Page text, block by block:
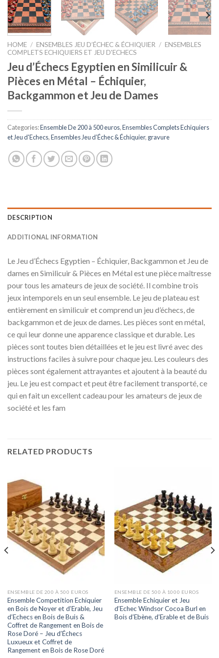
HOME / ENSEMBLES JEU D’ÉCHEC & ÉCHIQUIER / ENSEMBLES
COMPLETS ECHIQUIERS ET JEU D'ECHECS
Jeu d’Échecs Egyptien en Similicuir &
Pièces en Métal – Échiquier,
Backgammon et Jeu de Dames
Categories:Ensemble De 200 à 500 euros,Ensembles Complets Echiquiers
et Jeu d'Echecs,Ensembles Jeu d’Échec & Échiquier, gravure
DESCRIPTION
ADDITIONAL INFORMATION
Le Jeu d’Échecs Egyptien – Échiquier, Backgammon et Jeu de
dames en Similicuir & Pièces en Métal est une pièce maîtresse
pour tous les amateurs de jeux de société. Il combine trois
jeux intemporels en un seul ensemble. Le jeu de plateau est
entièrement en similicuir et comprend un jeu d’échecs, de
backgammon et de jeux de dames. Les pièces sont en métal,
ce qui leur donne une apparence classique et durable. Les
pièces sont toutes bien détaillées et le jeu est livré avec des
instructions faciles à suivre pour chaque jeu. Les couleurs des
pièces sont également attrayantes et ajoutent à la beauté du
jeu. Le jeu est compact et peut être facilement transporté, ce
qui en fait un excellent cadeau pour les amateurs de jeux de
société et les fam
RELATED PRODUCTS
ENSEMBLE DE 200 À 500 EUROS
Ensemble Competition Echiquier
en Bois de Noyer et d’Erable, Jeu
d’Echecs en Bois de Buis &
Coffret de Rangement en Bois de
Rose Doré – Jeu d’Échecs
Luxueux et Coffret de
Rangement en Bois de Rose Doré
ENSEMBLE DE 500 À 1000 EUROS
Ensemble Echiquier et Jeu
d’Echec Windsor Cocoa Burl en
Bois d’Ebène, d’Erable et de Buis